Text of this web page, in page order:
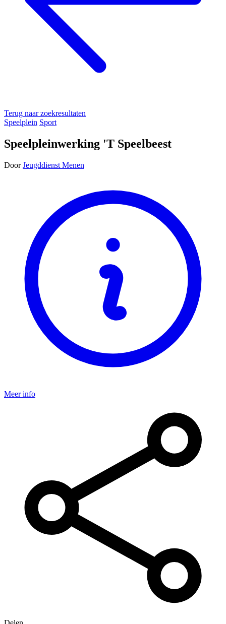
Terug naar zoekresultaten
Speelplein Sport
Speelpleinwerking 'T Speelbeest
Door Jeugddienst Menen
Meer info